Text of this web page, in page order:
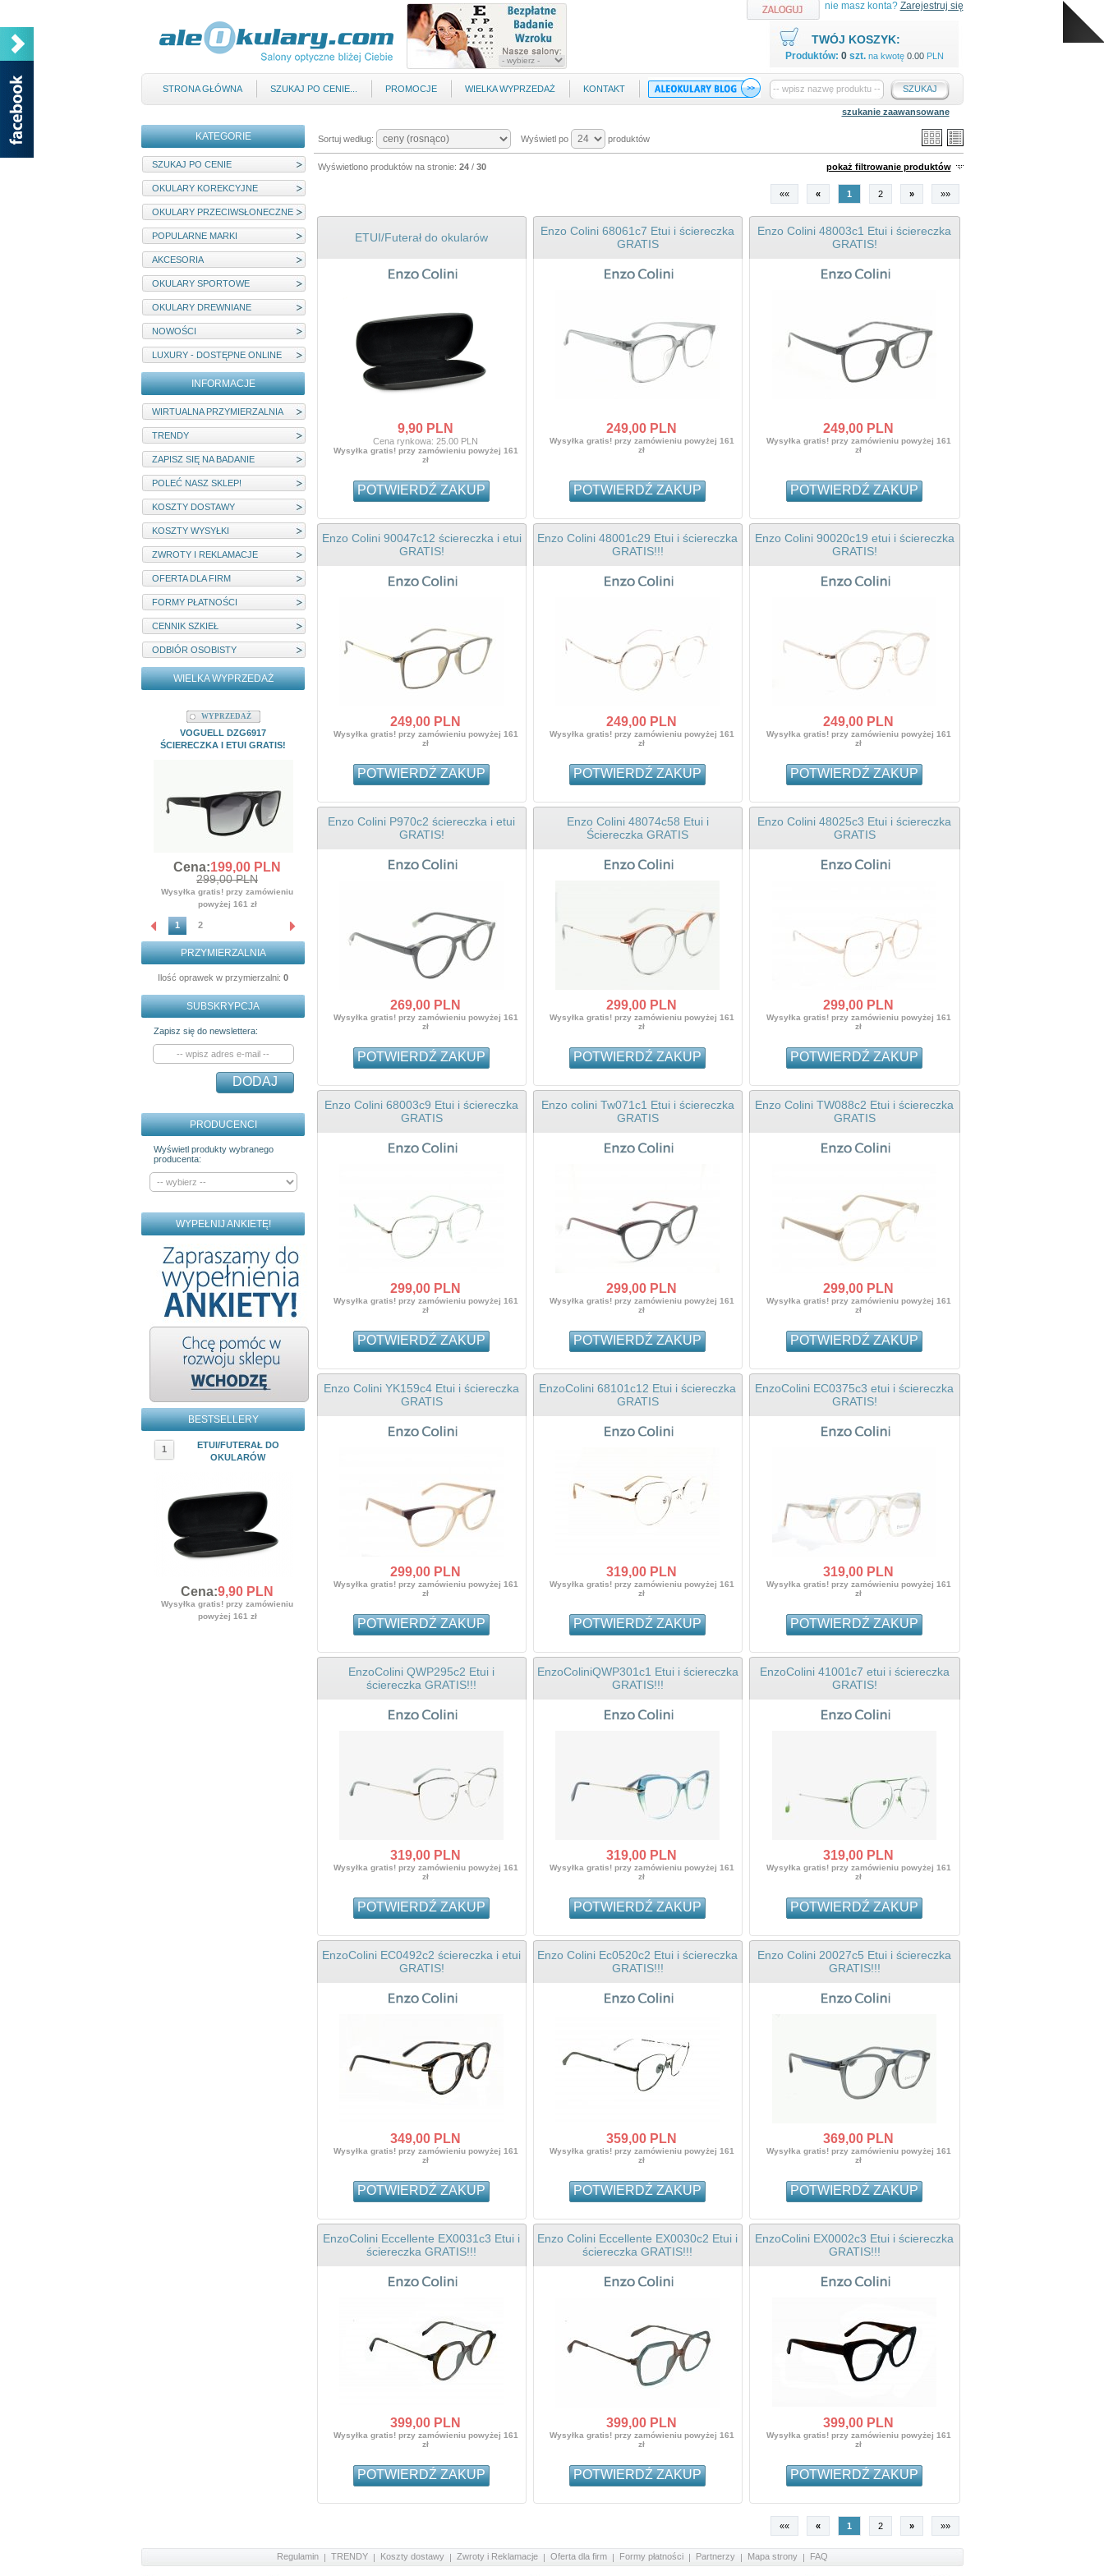
TWÓJ KOSZYK:
Produktów: 0szt. na kwotę 0.00PLN
nie masz konta? Zarejestruj się
STRONA GŁÓWNA SZUKAJ PO CENIE... PROMOCJE WIELKA WYPRZEDAŻ KONTAKT SZUKAJ
szukanie zaawansowane
KATEGORIE
SZUKAJ PO CENIE
OKULARY KOREKCYJNE
OKULARY PRZECIWSŁONECZNE
POPULARNE MARKI
AKCESORIA
OKULARY SPORTOWE
OKULARY DREWNIANE
NOWOŚCI
LUXURY - DOSTĘPNE ONLINE
INFORMACJE
WIRTUALNA PRZYMIERZALNIA
TRENDY
ZAPISZ SIĘ NA BADANIE
POLEĆ NASZ SKLEP!
KOSZTY DOSTAWY
KOSZTY WYSYŁKI
ZWROTY I REKLAMACJE
OFERTA DLA FIRM
FORMY PŁATNOŚCI
CENNIK SZKIEŁ
ODBIÓR OSOBISTY
WIELKA WYPRZEDAŻ
WYPRZEDAŻ
VOGUELL DZG6917
ŚCIERECZKA I ETUI GRATIS!
Cena:199,00 PLN
299,00 PLN
Wysyłka gratis! przy zamówieniu
powyżej 161 zł
WYPRZEDAŻ
MYSTIQUE M22204C1 ETUI I
ŚCIERECZKA GRATIS!!!
Cena:139,00PLN
359,00 PLN
1 2
PRZYMIERZALNIA
Ilość oprawek w przymierzalni: 0
SUBSKRYPCJA
Zapisz się do newslettera:
DODAJ
PRODUCENCI
Wyświetl produkty wybranego
producenta:
WYPEŁNIJ ANKIETĘ!
BESTSELLERY
1
ETUI/FUTERAŁ DO
OKULARÓW
Cena:9,90 PLN
Wysyłka gratis! przy zamówieniu
powyżej 161 zł
Sortuj według: Wyświetl po produktów
Wyświetlono produktów na stronie: 24/ 30 pokaż filtrowanie produktów
«« « 1 2 » »»
ETUI/Futerał do okularów
Enzo Colini 68061c7 Etui i ściereczka
GRATIS
Enzo Colini 48003c1 Etui i ściereczka
GRATIS!
9,90 PLN
Cena rynkowa: 25.00 PLN
Wysyłka gratis! przy zamówieniu powyżej 161
zł
249,00 PLN
Wysyłka gratis! przy zamówieniu powyżej 161
zł
249,00 PLN
Wysyłka gratis! przy zamówieniu powyżej 161
zł
POTWIERDŹ ZAKUP POTWIERDŹ ZAKUP POTWIERDŹ ZAKUP
Enzo Colini 90047c12 ściereczka i etui
GRATIS!
Enzo Colini 48001c29 Etui i ściereczka
GRATIS!!!
Enzo Colini 90020c19 etui i ściereczka
GRATIS!
249,00 PLN
Wysyłka gratis! przy zamówieniu powyżej 161
zł
249,00 PLN
Wysyłka gratis! przy zamówieniu powyżej 161
zł
249,00 PLN
Wysyłka gratis! przy zamówieniu powyżej 161
zł
POTWIERDŹ ZAKUP POTWIERDŹ ZAKUP POTWIERDŹ ZAKUP
Enzo Colini P970c2 ściereczka i etui
GRATIS!
Enzo Colini 48074c58 Etui i
Ściereczka GRATIS
Enzo Colini 48025c3 Etui i ściereczka
GRATIS
269,00 PLN
Wysyłka gratis! przy zamówieniu powyżej 161
zł
299,00 PLN
Wysyłka gratis! przy zamówieniu powyżej 161
zł
299,00 PLN
Wysyłka gratis! przy zamówieniu powyżej 161
zł
POTWIERDŹ ZAKUP POTWIERDŹ ZAKUP POTWIERDŹ ZAKUP
Enzo Colini 68003c9 Etui i ściereczka
GRATIS
Enzo colini Tw071c1 Etui i ściereczka
GRATIS
Enzo Colini TW088c2 Etui i ściereczka
GRATIS
299,00 PLN
Wysyłka gratis! przy zamówieniu powyżej 161
zł
299,00 PLN
Wysyłka gratis! przy zamówieniu powyżej 161
zł
299,00 PLN
Wysyłka gratis! przy zamówieniu powyżej 161
zł
POTWIERDŹ ZAKUP POTWIERDŹ ZAKUP POTWIERDŹ ZAKUP
Enzo Colini YK159c4 Etui i ściereczka
GRATIS
EnzoColini 68101c12 Etui i ściereczka
GRATIS
EnzoColini EC0375c3 etui i ściereczka
GRATIS!
299,00 PLN
Wysyłka gratis! przy zamówieniu powyżej 161
zł
319,00 PLN
Wysyłka gratis! przy zamówieniu powyżej 161
zł
319,00 PLN
Wysyłka gratis! przy zamówieniu powyżej 161
zł
POTWIERDŹ ZAKUP POTWIERDŹ ZAKUP POTWIERDŹ ZAKUP
EnzoColini QWP295c2 Etui i
ściereczka GRATIS!!!
EnzoColiniQWP301c1 Etui i ściereczka
GRATIS!!!
EnzoColini 41001c7 etui i ściereczka
GRATIS!
319,00 PLN
Wysyłka gratis! przy zamówieniu powyżej 161
zł
319,00 PLN
Wysyłka gratis! przy zamówieniu powyżej 161
zł
319,00 PLN
Wysyłka gratis! przy zamówieniu powyżej 161
zł
POTWIERDŹ ZAKUP POTWIERDŹ ZAKUP POTWIERDŹ ZAKUP
EnzoColini EC0492c2 ściereczka i etui
GRATIS!
Enzo Colini Ec0520c2 Etui i ściereczka
GRATIS!!!
Enzo Colini 20027c5 Etui i ściereczka
GRATIS!!!
349,00 PLN
Wysyłka gratis! przy zamówieniu powyżej 161
zł
359,00 PLN
Wysyłka gratis! przy zamówieniu powyżej 161
zł
369,00 PLN
Wysyłka gratis! przy zamówieniu powyżej 161
zł
POTWIERDŹ ZAKUP POTWIERDŹ ZAKUP POTWIERDŹ ZAKUP
EnzoColini Eccellente EX0031c3 Etui i
ściereczka GRATIS!!!
Enzo Colini Eccellente EX0030c2 Etui i
ściereczka GRATIS!!!
EnzoColini EX0002c3 Etui i ściereczka
GRATIS!!!
399,00 PLN
Wysyłka gratis! przy zamówieniu powyżej 161
zł
399,00 PLN
Wysyłka gratis! przy zamówieniu powyżej 161
zł
399,00 PLN
Wysyłka gratis! przy zamówieniu powyżej 161
zł
POTWIERDŹ ZAKUP POTWIERDŹ ZAKUP POTWIERDŹ ZAKUP
«« « 1 2 » »»
Regulamin TRENDY Koszty dostawy Zwroty i Reklamacje Oferta dla firm Formy płatności Partnerzy Mapa strony FAQ